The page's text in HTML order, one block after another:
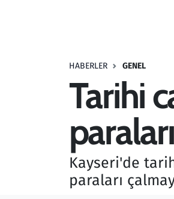
HABERLER GENEL
Tarihi
Kayseri'de
paraları
Seçim 2023